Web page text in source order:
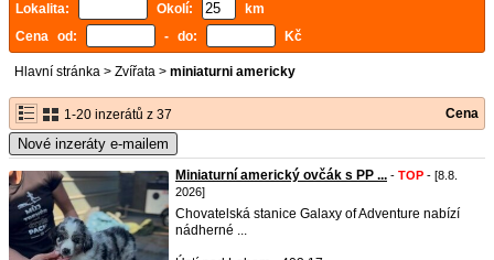
Lokalita: Okolí:
km
Cena od:
- do: Kč
Hlavní stránka > Zvířata > miniaturni americky
1-20 inzerátů z 37 Cena
Nové inzeráty e-mailem
Miniaturní americký ovčák s PP ... - TOP - [8.8.
2026]
Chovatelská stanice Galaxy of Adventure nabízí
nádherné ...